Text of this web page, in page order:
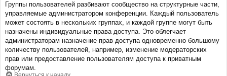
Группы пользователей разбивают сообщество на структурные части,
управляемые администратором конференции. Каждый пользователь
может состоять в нескольких группах, и каждой группе могут быть
назначены индивидуальные права доступа. Это облегчает
администраторам назначение прав доступа одновременно большому
количеству пользователей, например, изменение модераторских
прав или предоставление пользователям доступа к приватным
форумам.